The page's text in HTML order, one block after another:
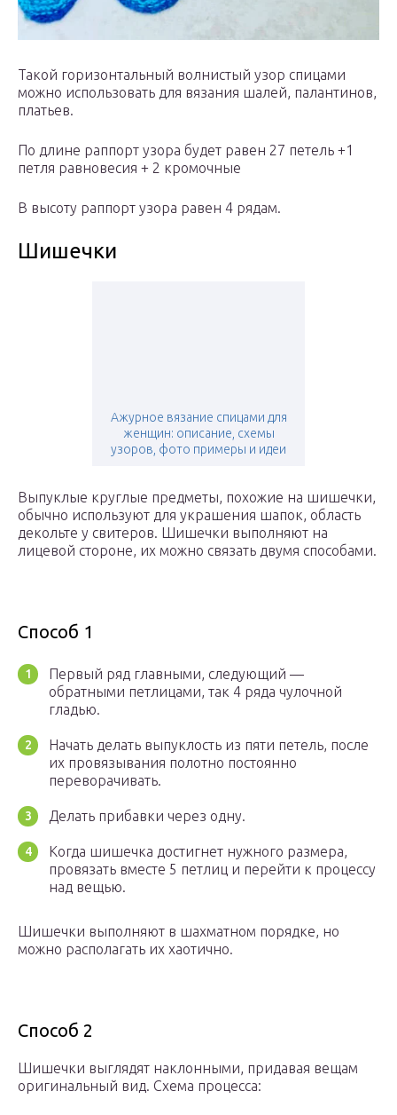
Такой горизонтальный волнистый узор спицами
можно использовать для вязания шалей, палантинов,
платьев.
По длине раппорт узора будет равен 27 петель +1
петля равновесия + 2 кромочные
В высоту раппорт узора равен 4 рядам.
Шишечки
Ажурное вязание спицами для
женщин: описание, схемы
узоров, фото примеры и идеи
Выпуклые круглые предметы, похожие на шишечки,
обычно используют для украшения шапок, область
декольте у свитеров. Шишечки выполняют на
лицевой стороне, их можно связать двумя способами.
Способ 1
Первый ряд главными, следующий —
обратными петлицами, так 4 ряда чулочной
гладью.
Начать делать выпуклость из пяти петель, после
их провязывания полотно постоянно
переворачивать.
Делать прибавки через одну.
Когда шишечка достигнет нужного размера,
провязать вместе 5 петлиц и перейти к процессу
над вещью.
Шишечки выполняют в шахматном порядке, но
можно располагать их хаотично.
Способ 2
Шишечки выглядят наклонными, придавая вещам
оригинальный вид. Схема процесса: